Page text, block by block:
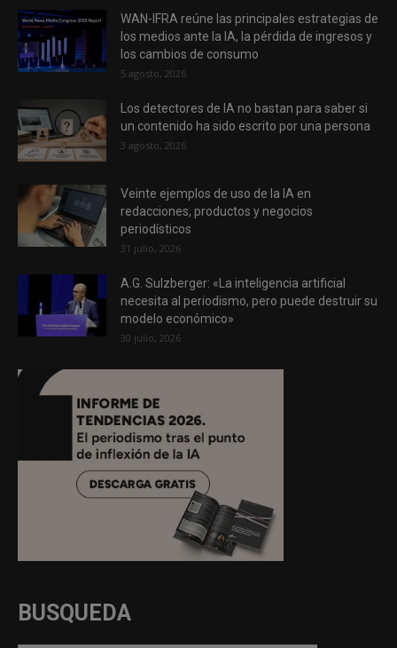
WAN-IFRA reúne las principales estrategias de
los medios ante la IA, la pérdida de ingresos y
los cambios de consumo
5 agosto, 2026
Los detectores de IA no bastan para saber si
un contenido ha sido escrito por una persona
3 agosto, 2026
Veinte ejemplos de uso de la IA en
redacciones, productos y negocios
periodísticos
31 julio, 2026
A.G. Sulzberger: «La inteligencia artificial
necesita al periodismo, pero puede destruir su
modelo económico»
30 julio, 2026
BUSQUEDA